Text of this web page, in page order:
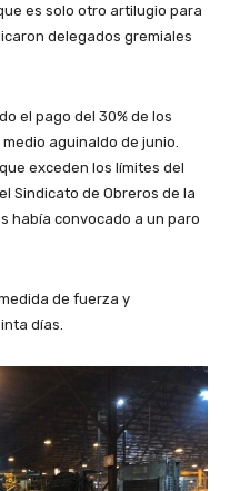
es solo otro artilugio para
delegados gremiales
el pago del 30% de los
aguinaldo de junio.
exceden los límites del
Sindicato de Obreros de la
había convocado a un paro
de fuerza y
días.